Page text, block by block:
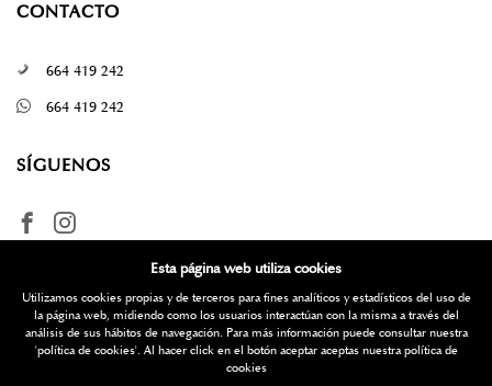
CONTACTO
664 419 242
664 419 242
SÍGUENOS
¿Quieres más información? Escríbenos
Esta página web utiliza cookies
Utilizamos cookies propias y de terceros para fines analíticos y estadísticos del uso de
la página web, midiendo como los usuarios interactúan con la misma a través del
análisis de sus hábitos de navegación. Para más información puede consultar nuestra
'política de cookies'. Al hacer click en el botón aceptar aceptas nuestra política de
cookies